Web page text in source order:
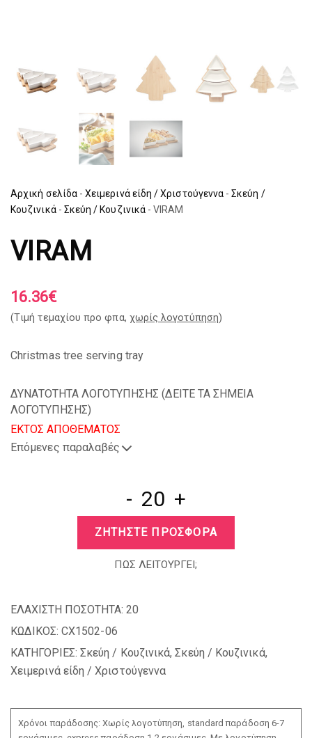
Αρχική σελίδα - Χειμερινά είδη / Χριστούγεννα - Σκεύη /
Κουζινικά - Σκεύη / Κουζινικά - VIRAM
VIRAM
16.36€
(Tιμή τεμαχίου προ φπα, χωρίς λογοτύπηση)
Christmas tree serving tray
ΔΥΝΑΤΟΤΗΤΑ ΛΟΓΟΤΥΠΗΣΗΣ (ΔΕΙΤΕ ΤΑ ΣΗΜΕΙΑ
ΛΟΓΟΤΥΠΗΣΗΣ)
EKTOΣ ΑΠΟΘΕΜΑΤΟΣ
Επόμενες παραλαβές
- +
ΖΗΤΗΣΤΕ ΠΡΟΣΦΟΡΑ
ΠΩΣ ΛΕΙΤΟΥΡΓΕΙ;
ΕΛΑΧΙΣΤΗ ΠΟΣΟΤΗΤΑ: 20
ΚΩΔΙΚΟΣ: CX1502-06
ΚΑΤΗΓΟΡΙΕΣ: Σκεύη / Κουζινικά,Σκεύη / Κουζινικά,
Χειμερινά είδη / Χριστούγεννα
Χρόνοι παράδοσης: Χωρίς λογοτύπηση, standard παράδοση 6-7